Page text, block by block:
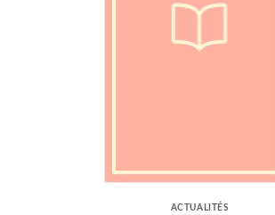
ACTUALITÉS